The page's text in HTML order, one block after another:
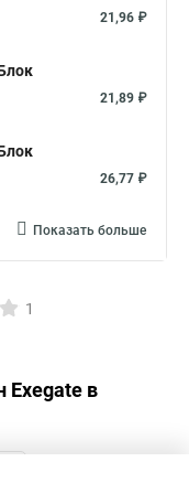
21,96 ₽
21,89 ₽
26,77 ₽
Показать больше
1
Exegate в